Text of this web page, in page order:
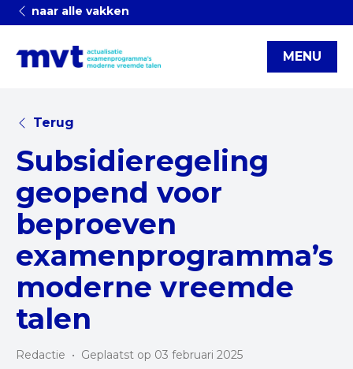
naar alle vakken
MENU
Terug
Subsidieregeling
geopend voor
beproeven
examenprogramma’s
moderne vreemde
talen
Redactie • Geplaatst op 03 februari 2025